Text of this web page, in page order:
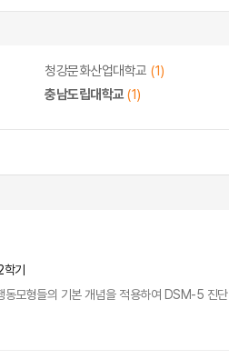
청강문화산업대학교 (1)
충남도립대학교(1)
기
동모형들의 기본 개념을 적용하여 DSM-5 진